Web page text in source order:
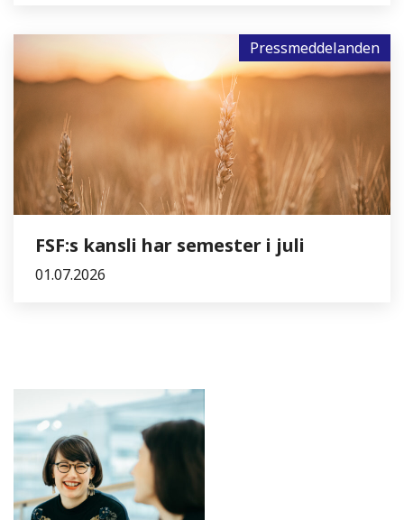
Pressmeddelanden
FSF:s kansli har semester i juli
01.07.2026